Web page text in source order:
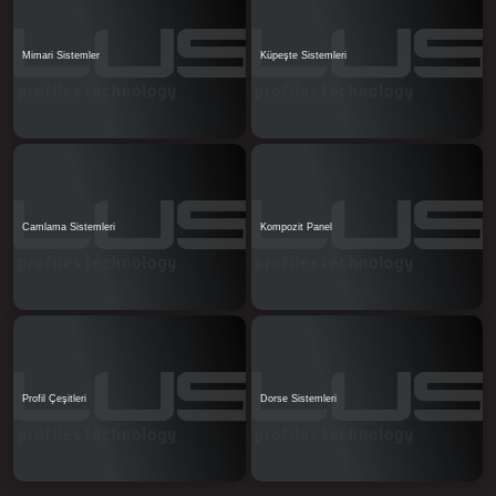
Mimari Sistemler Küpeşte Sistemleri
Camlama Sistemleri Kompozit Panel
Profil Çeşitleri Dorse Sistemleri